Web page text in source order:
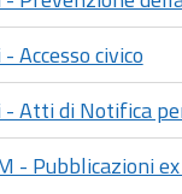
Accesso civico
Atti di Notifica
- Pubblicazioni